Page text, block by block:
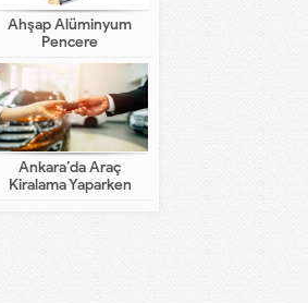
Ahşap Alüminyum
Pencere
Ankara’da Araç
Kiralama Yaparken
Dikkat Edilecekler